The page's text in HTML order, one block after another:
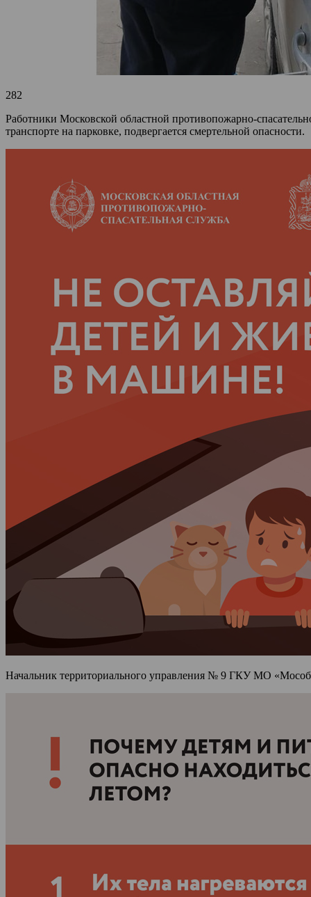
282
Работники Московской областной противопожарно-
транспорте на парковке, подвергается смертельной опасности.
Начальник территориального управления № 9 ГКУ МО